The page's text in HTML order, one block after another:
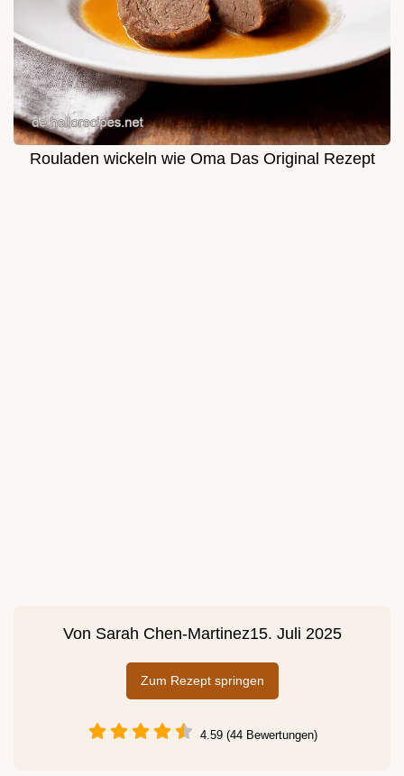
Rouladen wickeln wie Oma Das Original Rezept
Von Sarah Chen-Martinez15. Juli 2025
Zum Rezept springen
4.59 (44 Bewertungen)